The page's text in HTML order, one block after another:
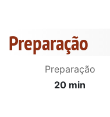
Preparação
Preparação
20 min